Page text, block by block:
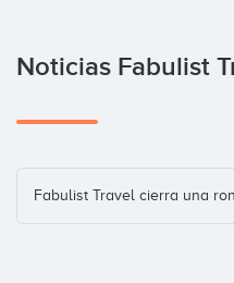
Noticias Fabulist
Fabulist Travel cierra una